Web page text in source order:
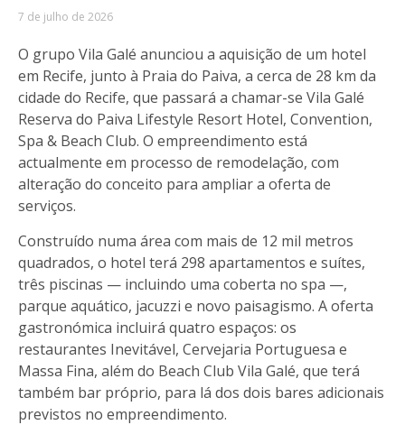
7 de julho de 2026
O grupo Vila Galé anunciou a aquisição de um hotel
em Recife, junto à Praia do Paiva, a cerca de 28 km da
cidade do Recife, que passará a chamar-se Vila Galé
Reserva do Paiva Lifestyle Resort Hotel, Convention,
Spa & Beach Club. O empreendimento está
actualmente em processo de remodelação, com
alteração do conceito para ampliar a oferta de
serviços.
Construído numa área com mais de 12 mil metros
quadrados, o hotel terá 298 apartamentos e suítes,
três piscinas — incluindo uma coberta no spa —,
parque aquático, jacuzzi e novo paisagismo. A oferta
gastronómica incluirá quatro espaços: os
restaurantes Inevitável, Cervejaria Portuguesa e
Massa Fina, além do Beach Club Vila Galé, que terá
também bar próprio, para lá dos dois bares adicionais
previstos no empreendimento.